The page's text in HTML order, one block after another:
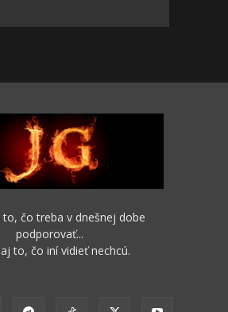
čo treba v dnešnej dobe
podporovať...
to, čo iní vidieť nechcú.